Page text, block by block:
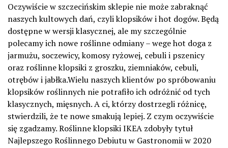
Oczywiście w szczecińskim sklepie nie może zabraknąć
naszych kultowych dań, czyli klopsików i hot dogów. Będą
dostępne w wersji klasycznej, ale my szczególnie
polecamy ich nowe roślinne odmiany – wege hot doga z
jarmużu, soczewicy, komosy ryżowej, cebuli i pszenicy
oraz roślinne klopsiki z groszku, ziemniaków, cebuli,
otrębów i jabłka.Wielu naszych klientów po spróbowaniu
klopsików roślinnych nie potrafiło ich odróżnić od tych
klasycznych, mięsnych. A ci, którzy dostrzegli różnicę,
stwierdzili, że te nowe smakują lepiej. Z czym oczywiście
się zgadzamy. Roślinne klopsiki IKEA zdobyły tytuł
Najlepszego Roślinnego Debiutu w Gastronomii w 2020